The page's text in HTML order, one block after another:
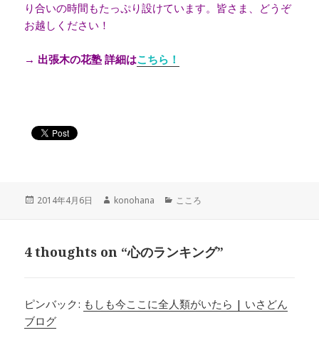
り合いの時間もたっぷり設けています。皆さま、どうぞ
お越しください！
→ 出張木の花塾 詳細はこちら！
投
2014年4月6日
作
konohana
カ
ー
こころ
4 thoughts on “心のランキング”
ピンバック: もしも今ここに全人類がいたら | いさどん
ブログ